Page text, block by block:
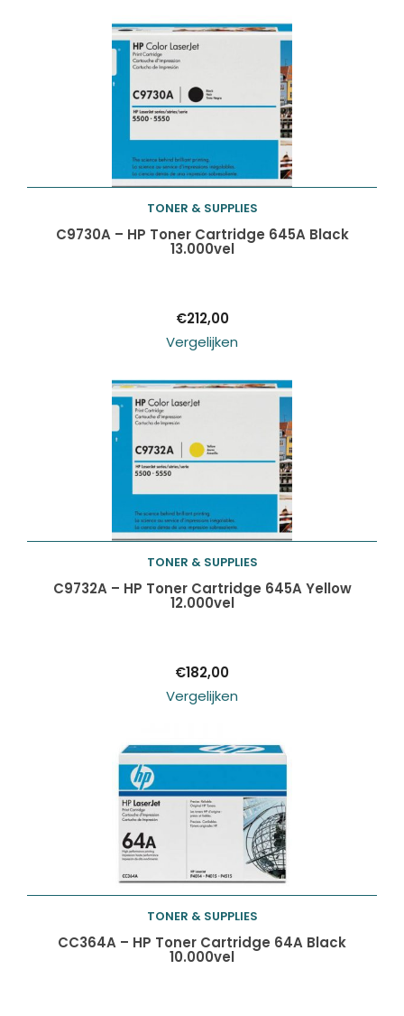
Toevoegen aan
TONER & SUPPLIES
C9730A – HP Toner Cartridge 645A Black
13.000vel
€212,00
Vergelijken
Toevoegen aan
TONER & SUPPLIES
C9732A – HP Toner Cartridge 645A Yellow
12.000vel
€182,00
Vergelijken
Toevoegen aan
TONER & SUPPLIES
CC364A – HP Toner Cartridge 64A Black
10.000vel